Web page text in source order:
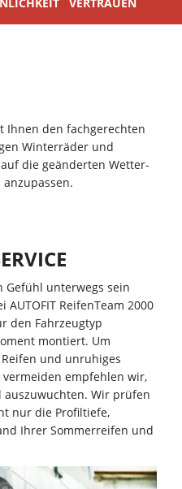
Ihnen den fachgerechten
Winterräder und
die geänderten Wetter-
Gefühl unterwegs sein
ReifenTeam 2000
den Fahrzeugtyp
montiert. Um
und unruhiges
empfehlen wir,
auszuwuchten. Wir prüfen
nur die Profiltiefe,
Ihrer Sommerreifen und